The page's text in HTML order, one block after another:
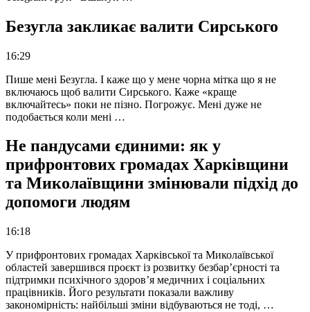
Безугла закликає валити Сирського
16:29
Пише мені Безугла. І каже що у мене чорна мітка що я не
включаюсь щоб валити Сирського. Каже «краще
включайтесь» поки не пізно. Погрожує. Мені дуже не
подобається коли мені …
Не пандусами єдиними: як у
прифронтових громадах Харківщини
та Миколаївщини змінювали підхід до
допомоги людям
16:18
У прифронтових громадах Харківської та Миколаївської
областей завершився проєкт із розвитку безбар’єрності та
підтримки психічного здоров’я медичних і соціальних
працівників. Його результати показали важливу
закономірність: найбільші зміни відбуваються не тоді, …